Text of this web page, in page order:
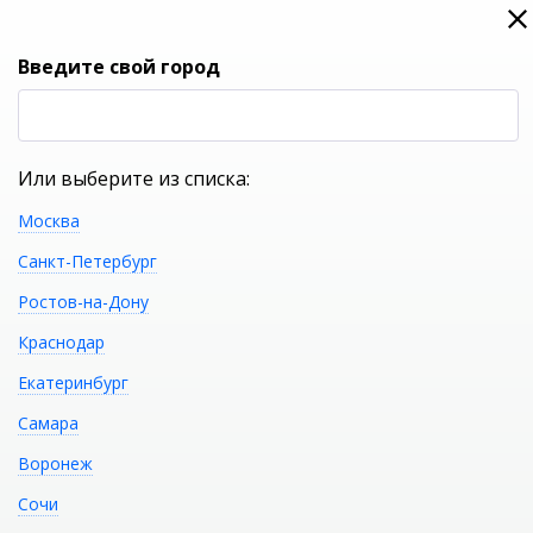
0
Акриловая ванна
SANTEK Майорка 150 1.WH11.1.984
Введите свой город
Или выберите из списка:
Москва
Санкт-Петербург
Ростов-на-Дону
Краснодар
Екатеринбург
Самара
Воронеж
Сочи